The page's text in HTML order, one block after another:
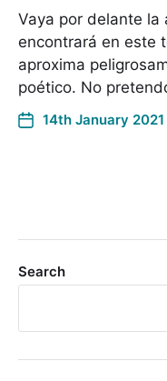
Vaya por delante la
encontrará en este
aproxima
poético. No
14th January 2021
Search